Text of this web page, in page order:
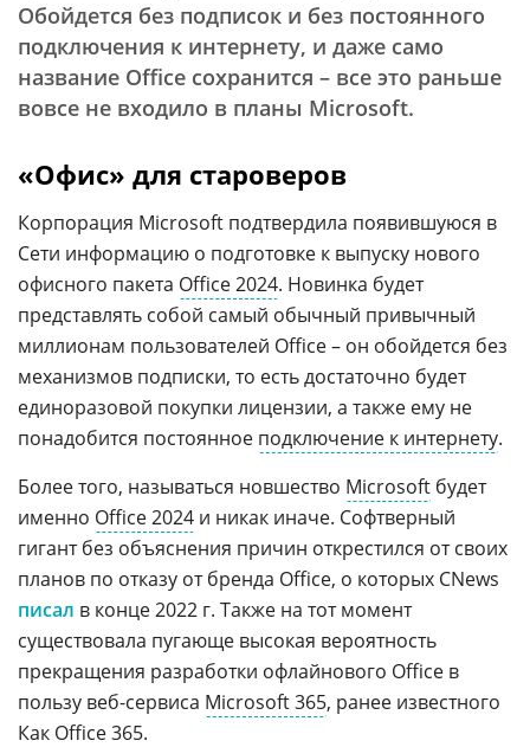
Обойдется без подписок и без постоянного
подключения к интернету, и даже само
название Office сохранится – все это раньше
вовсе не входило в планы Microsoft.
«Офис» для староверов
Корпорация Microsoft подтвердила появившуюся в
Сети информацию о подготовке к выпуску нового
офисного пакета Office 2024. Новинка будет
представлять собой самый обычный привычный
миллионам пользователей Office – он обойдется без
механизмов подписки, то есть достаточно будет
единоразовой покупки лицензии, а также ему не
понадобится постоянное подключение к интернету.
Более того, называться новшество Microsoft будет
именно Office 2024 и никак иначе. Софтверный
гигант без объяснения причин открестился от своих
планов по отказу от бренда Office, о которых CNews
писал в конце 2022 г. Также на тот момент
существовала пугающе высокая вероятность
прекращения разработки офлайнового Office в
пользу веб-сервиса Microsoft 365, ранее известного
Как Office 365.